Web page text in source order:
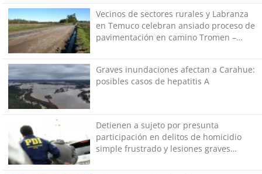
Vecinos de sectores rurales y Labranza
en Temuco celebran ansiado proceso de
pavimentación en camino Tromen –
Graves inundaciones afectan a Carahue:
posibles casos de hepatitis A
Detienen a sujeto por presunta
participación en delitos de homicidio
simple frustrado y lesiones graves